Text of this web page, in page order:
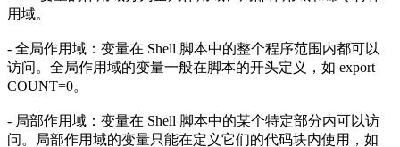
用域。
- 全局作用域：变量在 Shell 脚本中的整个程序范围内都可以
访问。全局作用域的变量一般在脚本的开头定义，如 export
COUNT=0。
- 局部作用域：变量在 Shell 脚本中的某个特定部分内可以访
问。局部作用域的变量只能在定义它们的代码块内使用，如